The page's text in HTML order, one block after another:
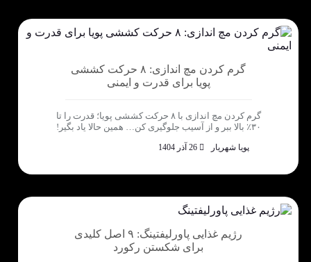
گرم کردن مچ اندازی: ۸ حرکت کششی
پویا برای قدرت و ایمنی
گرم کردن مچ اندازی با ۸ حرکت کششی پویا؛ قدرت را تا
۳۰٪ بالا ببر و از آسیب جلوگیری کن… همین حالا یاد بگیر!
پویا شهریار
رژیم غذایی پاورلیفتینگ: ۹ اصل کلیدی
برای شکستن رکورد